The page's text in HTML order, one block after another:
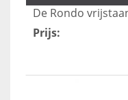
Prijs: